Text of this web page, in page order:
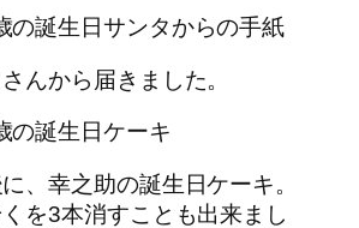
んから届きました。
、幸之助の誕生日ケーキ。
を3本消すことも出来まし